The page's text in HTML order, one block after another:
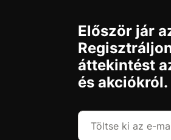
Először jár
áttekintést
és akciókról.